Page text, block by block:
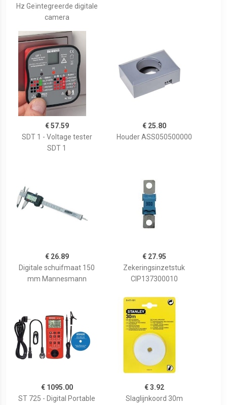
Hz Geïntegreerde digitale
camera
€ 57.59
SDT 1 - Voltage tester
SDT 1
€ 25.80
Houder ASS050500000
€ 26.89
Digitale schuifmaat 150
mm Mannesmann
€ 27.95
Zekeringsinzetstuk
CIP137300010
€ 1095.00
ST 725 - Digital Portable
€ 3.92
Slaglijnkoord 30m